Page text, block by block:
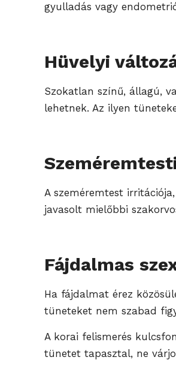
gyulladás vagy
Hüvelyi
Szokatlan színű, állagú,
lehetnek. Az ilyen
A szeméremtest
javasolt mielőbbi
Fájdalmas
Ha fájdalmat érez
tüneteket nem szabad
A korai felismerés
tünetet tapasztal, ne